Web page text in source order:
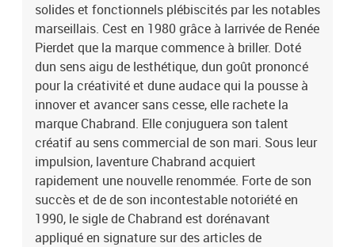
solides et fonctionnels plébiscités par les notables
marseillais. Cest en 1980 grâce à larrivée de Renée
Pierdet que la marque commence à briller. Doté
dun sens aigu de lesthétique, dun goût prononcé
pour la créativité et dune audace qui la pousse à
innover et avancer sans cesse, elle rachete la
marque Chabrand. Elle conjuguera son talent
créatif au sens commercial de son mari. Sous leur
impulsion, laventure Chabrand acquiert
rapidement une nouvelle renommée. Forte de son
succès et de de son incontestable notoriété en
1990, le sigle de Chabrand est dorénavant
appliqué en signature sur des articles de